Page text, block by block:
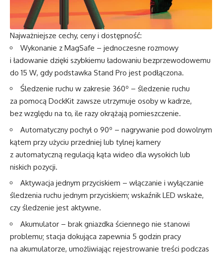
Najważniejsze cechy, ceny i dostępność:
Wykonanie z MagSafe – jednoczesne rozmowy
i ładowanie dzięki szybkiemu ładowaniu bezprzewodowemu
do 15 W, gdy podstawka Stand Pro jest podłączona.
Śledzenie ruchu w zakresie 360º – śledzenie ruchu
za pomocą DockKit zawsze utrzymuje osoby w kadrze,
bez względu na to, ile razy okrążają pomieszczenie.
Automatyczny pochył o 90º – nagrywanie pod dowolnym
kątem przy użyciu przedniej lub tylnej kamery
z automatyczną regulacją kąta wideo dla wysokich lub
niskich pozycji.
Aktywacja jednym przyciskiem – włączanie i wyłączanie
śledzenia ruchu jednym przyciskiem; wskaźnik LED wskaże,
czy śledzenie jest aktywne.
Akumulator – brak gniazdka ściennego nie stanowi
problemu; stacja dokująca zapewnia 5 godzin pracy
na akumulatorze, umożliwiając rejestrowanie treści podczas